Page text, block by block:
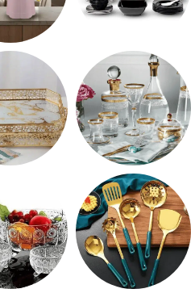
طقم ميلامين ترمس شاي
شربات وكاسات